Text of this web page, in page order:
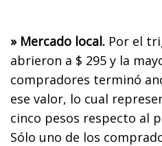
» Mercado local. Por el
abrieron a $ 295 y la
compradores terminó
ese valor, lo cual
cinco pesos respecto al
Sólo uno de los